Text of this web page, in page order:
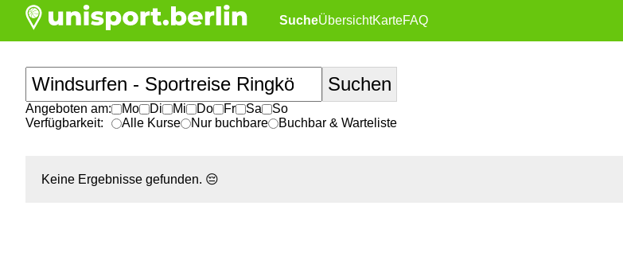
SucheÜbersichtKarteFAQ
Angeboten am: Mo Di Mi Do Fr Sa
So
Verfügbarkeit:
Alle Kurse Nur buchbare Buchbar & Warteliste
Keine Ergebnisse gefunden. 😔